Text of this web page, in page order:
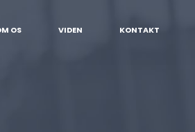
OS VIDEN KONTAKT